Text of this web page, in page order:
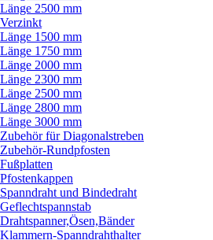
Länge 2500 mm
Verzinkt
Länge 1500 mm
Länge 1750 mm
Länge 2000 mm
Länge 2300 mm
Länge 2500 mm
Länge 2800 mm
Länge 3000 mm
Zubehör für Diagonalstreben
Zubehör-Rundpfosten
Fußplatten
Pfostenkappen
Spanndraht und Bindedraht
Geflechtspannstab
Drahtspanner,Ösen,Bänder
Klammern-Spanndrahthalter